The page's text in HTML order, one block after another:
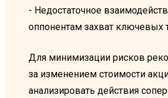
- Недостаточное
оппонентам захват ключевых
Для минимизации рисков
за изменением стоимости
анализировать действия